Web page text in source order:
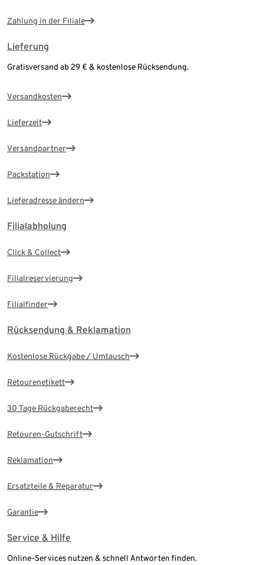
Zahlung in der Filiale
Lieferung
Gratisversand ab 29 € & kostenlose Rücksendung.
Versandkosten
Lieferzeit
Versandpartner
Packstation
Lieferadresse ändern
Filialabholung
Click & Collect
Filialreservierung
Filialfinder
Rücksendung & Reklamation
Kostenlose Rückgabe / Umtausch
Retourenetikett
30 Tage Rückgaberecht
Retouren-Gutschrift
Reklamation
Ersatzteile & Reparatur
Garantie
Service & Hilfe
Online-Services nutzen & schnell Antworten finden.